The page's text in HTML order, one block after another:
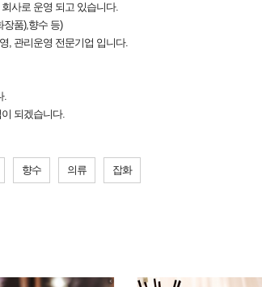
사로 운영 되고 있습니다.
품),향수 등)
, 관리운영 전문기업 입니다.
.
되겠습니다.
향수 의류 잡화